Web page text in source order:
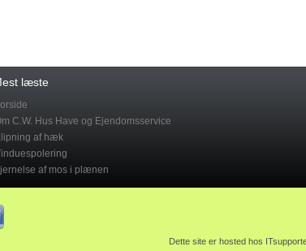
læste
C.W. Hus Have og Ejendomsservice
af hæk
af mos i plænen
Dette site er hosted hos